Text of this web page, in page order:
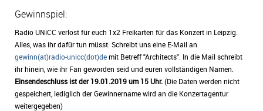
Gewinnspiel:
Radio UNiCC verlost für euch 1x2 Freikarten für das Konzert in Leipzig.
Alles, was ihr dafür tun müsst: Schreibt uns eine E-Mail an
gewinn(at)radio-unicc(dot)demit Betreff "Architects". In die Mail schreibt
ihr hinein, wie ihr Fan geworden seid und euren vollständigen Namen.
Einsendeschluss ist der 19.01.2019 um 15 Uhr.(Die Daten werden nicht
gespeichert, lediglich der Gewinnername wird an die Konzertagentur
weitergegeben)